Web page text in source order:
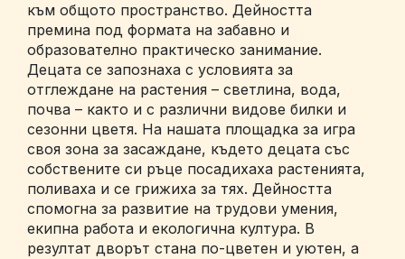
към общото пространство. Дейността
премина под формата на забавно и
образователно практическо занимание.
Децата се запознаха с условията за
отглеждане на растения – светлина, вода,
почва – както и с различни видове билки и
сезонни цветя. На нашата площадка за игра
своя зона за засаждане, където децата със
собствените си ръце посадихаха растенията,
поливаха и се грижиха за тях. Дейността
спомогна за развитие на трудови умения,
екипна работа и екологична култура. В
резултат дворът стана по-цветен и уютен, а